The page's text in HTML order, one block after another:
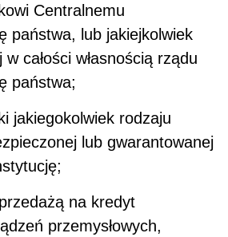
Centralnemu
państwa, lub jakiejkolwiek
całości własnością rządu
państwa;
jakiegokolwiek rodzaju
lub gwarantowanej
na kredyt
przemysłowych,